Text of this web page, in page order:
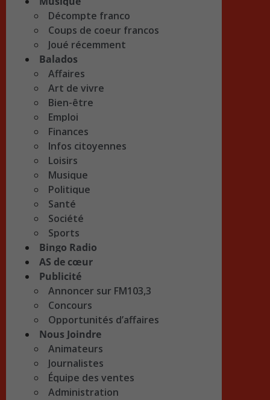
Décompte franco
Coups de coeur francos
Joué récemment
Balados
Affaires
Art de vivre
Bien-être
Emploi
Finances
Infos citoyennes
Loisirs
Musique
Politique
Santé
Société
Sports
Bingo Radio
AS de cœur
Publicité
Annoncer sur FM103,3
Concours
Opportunités d’affaires
Nous Joindre
Animateurs
Journalistes
Équipe des ventes
Administration